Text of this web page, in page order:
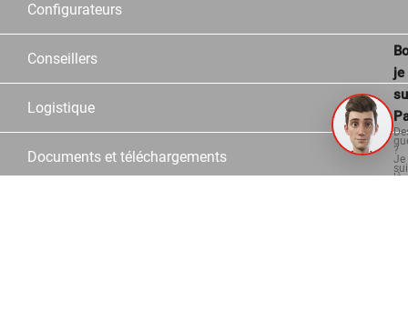
Configurateurs
Conseillers
Logistique
Documents et téléchargements
je
?
Je
là